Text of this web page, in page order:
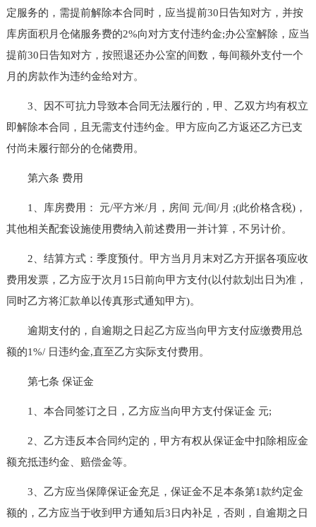
定服务的，需提前解除本合同时，应当提前30日告知对方，并按
库房面积月仓储服务费的2%向对方支付违约金;办公室解除，应当
提前30日告知对方，按照退还办公室的间数，每间额外支付一个
月的房款作为违约金给对方。
3、因不可抗力导致本合同无法履行的，甲、乙双方均有权立
即解除本合同，且无需支付违约金。甲方应向乙方返还乙方已支
付尚未履行部分的仓储费用。
第六条 费用
1、库房费用： 元/平方米/月，房间 元/间/月 ;(此价格含税)，
其他相关配套设施使用费纳入前述费用一并计算，不另计价。
2、结算方式：季度预付。甲方当月月末对乙方开据各项应收
费用发票，乙方应于次月15日前向甲方支付(以付款划出日为准，
同时乙方将汇款单以传真形式通知甲方)。
逾期支付的，自逾期之日起乙方应当向甲方支付应缴费用总
额的1%/ 日违约金,直至乙方实际支付费用。
第七条 保证金
1、本合同签订之日，乙方应当向甲方支付保证金 元;
2、乙方违反本合同约定的，甲方有权从保证金中扣除相应金
额充抵违约金、赔偿金等。
3、乙方应当保障保证金充足，保证金不足本条第1款约定金
额的，乙方应当于收到甲方通知后3日内补足，否则，自逾期之日